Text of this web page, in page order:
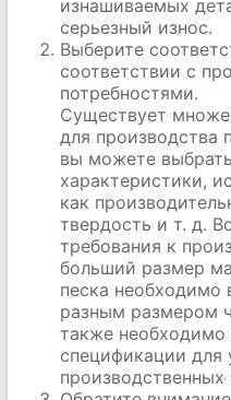
изнашиваемых
серьезный износ.
Выберите
соответствии с
потребностями.
Существует
для производства
вы можете
характеристики,
как
твердость и т. д.
требования к
больший размер
песка необходимо
разным размером
также необходимо
спецификации для
производственных